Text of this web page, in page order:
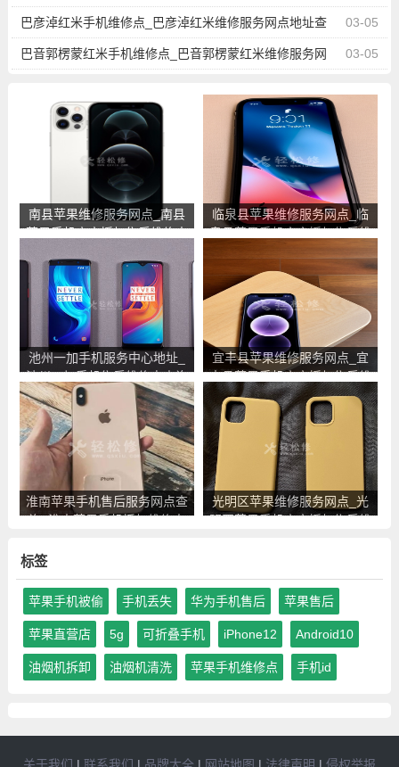
03-05
巴彦淖红米手机维修点_巴彦淖红米维修服务网点地址查
询 03-05
巴音郭楞蒙红米手机维修点_巴音郭楞蒙红米维修服务网
南县苹果维修服务网点_南县
苹果手机官方授权售后维修中
临泉县苹果维修服务网点_临
泉县苹果手机官方授权售后维
修中心地址电话
池州一加手机服务中心地址_
池州一加手机售后维修点查询
宜丰县苹果维修服务网点_宜
丰县苹果手机官方授权售后维
修中心地址电话
淮南苹果手机售后服务网点查
询_淮南苹果手机授权维修中
光明区苹果维修服务网点_光
明区苹果手机官方授权售后维
标签
苹果手机被偷 手机丢失 华为手机售后 苹果售后
苹果直营店 5g 可折叠手机 iPhone12 Android10
油烟机拆卸 油烟机清洗 苹果手机维修点 手机id